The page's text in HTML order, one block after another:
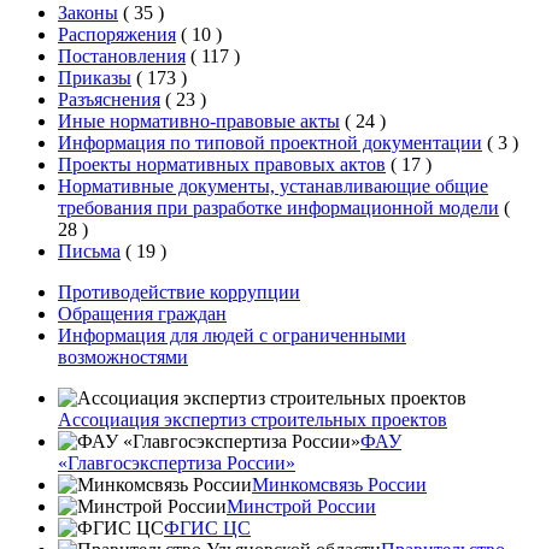
Законы ( 35 )
Распоряжения ( 10 )
Постановления ( 117 )
Приказы ( 173 )
Разъяснения ( 23 )
Иные нормативно-правовые акты ( 24 )
Информация по типовой проектной документации ( 3 )
Проекты нормативных правовых актов ( 17 )
Нормативные документы, устанавливающие общие
требования при разработке информационной модели (
28 )
Письма ( 19 )
Противодействие коррупции
Обращения граждан
Информация для людей с ограниченными
возможностями
Ассоциация экспертиз строительных проектов
ФАУ
«Главгосэкспертиза России»
Минкомсвязь России
Минстрой России
ФГИС ЦС